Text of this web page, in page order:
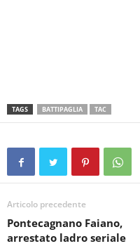
TAGS BATTIPAGLIA TAC
Articolo precedente
Pontecagnano Faiano,
arrestato ladro seriale